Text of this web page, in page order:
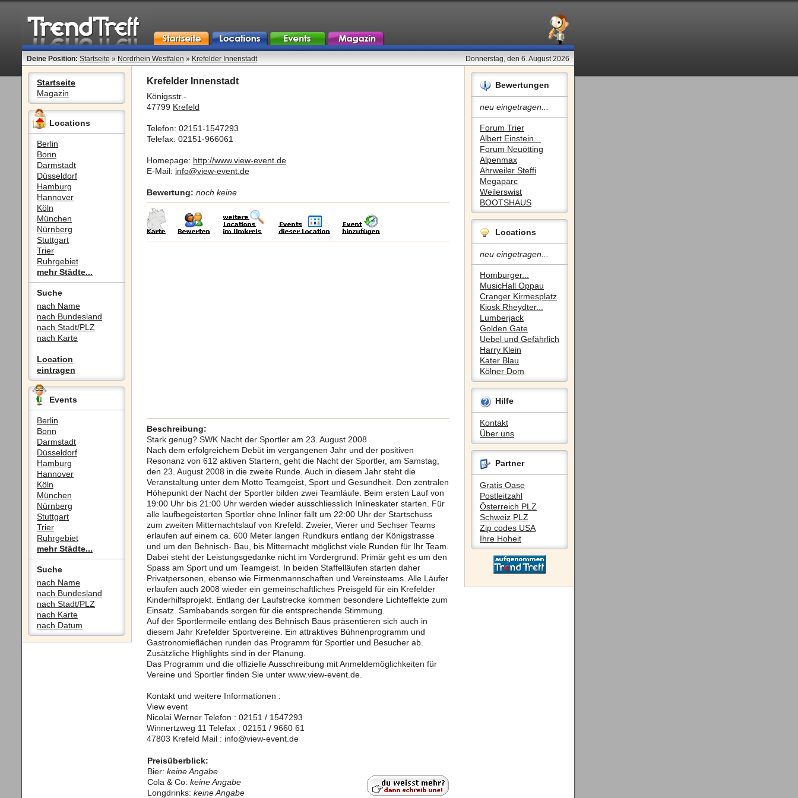
Deine Position: Startseite » Nordrhein Westfalen » Krefelder Innenstadt Donnerstag, den 6. August 2026
Startseite
Magazin
Locations
Berlin
Bonn
Darmstadt
Düsseldorf
Hamburg
Hannover
Köln
München
Nürnberg
Stuttgart
Trier
Ruhrgebiet
mehr Städte...
Suche
nach Name
nach Bundesland
nach Stadt/PLZ
nach Karte
Location
eintragen
Events
Berlin
Bonn
Darmstadt
Düsseldorf
Hamburg
Hannover
Köln
München
Nürnberg
Stuttgart
Trier
Ruhrgebiet
mehr Städte...
Suche
nach Name
nach Bundesland
nach Stadt/PLZ
nach Karte
nach Datum
Bewertungen
neu eingetragen...
Forum Trier
Albert Einstein...
Forum Neuötting
Alpenmax
Ahrweiler Steffi
Megaparc
Weilerswist
BOOTSHAUS
Locations
neu eingetragen...
Homburger...
MusicHall Oppau
Cranger Kirmesplatz
Kiosk Rheydter...
Lumberjack
Golden Gate
Uebel und Gefährlich
Harry Klein
Kater Blau
Kölner Dom
Hilfe
Kontakt
Über uns
Partner
Gratis Oase
Postleitzahl
Österreich PLZ
Schweiz PLZ
Zip codes USA
Ihre Hoheit
Krefelder Innenstadt
Königsstr.-
47799 Krefeld
Telefon: 02151-1547293
Telefax: 02151-966061
Homepage: http://www.view-event.de
E-Mail: info@view-event.de
Bewertung: noch keine
Beschreibung:
Stark genug? SWK Nacht der Sportler am 23. August 2008
Nach dem erfolgreichem Debüt im vergangenen Jahr und der positiven
Resonanz von 612 aktiven Startern, geht die Nacht der Sportler, am Samstag,
den 23. August 2008 in die zweite Runde. Auch in diesem Jahr steht die
Veranstaltung unter dem Motto Teamgeist, Sport und Gesundheit. Den zentralen
Höhepunkt der Nacht der Sportler bilden zwei Teamläufe. Beim ersten Lauf von
19:00 Uhr bis 21:00 Uhr werden wieder ausschliesslich Inlineskater starten. Für
alle laufbegeisterten Sportler ohne Inliner fällt um 22:00 Uhr der Startschuss
zum zweiten Mitternachtslauf von Krefeld. Zweier, Vierer und Sechser Teams
erlaufen auf einem ca. 600 Meter langen Rundkurs entlang der Königstrasse
und um den Behnisch- Bau, bis Mitternacht möglichst viele Runden für Ihr Team.
Dabei steht der Leistungsgedanke nicht im Vordergrund. Primär geht es um den
Spass am Sport und um Teamgeist. In beiden Staffelläufen starten daher
Privatpersonen, ebenso wie Firmenmannschaften und Vereinsteams. Alle Läufer
erlaufen auch 2008 wieder ein gemeinschaftliches Preisgeld für ein Krefelder
Kinderhilfsprojekt. Entlang der Laufstrecke kommen besondere Lichteffekte zum
Einsatz. Sambabands sorgen für die entsprechende Stimmung.
Auf der Sportlermeile entlang des Behnisch Baus präsentieren sich auch in
diesem Jahr Krefelder Sportvereine. Ein attraktives Bühnenprogramm und
Gastronomieflächen runden das Programm für Sportler und Besucher ab.
Zusätzliche Highlights sind in der Planung.
Das Programm und die offizielle Ausschreibung mit Anmeldemöglichkeiten für
Vereine und Sportler finden Sie unter www.view-event.de.
Kontakt und weitere Informationen :
View event
Nicolai Werner Telefon : 02151 / 1547293
Winnertzweg 11 Telefax : 02151 / 9660 61
47803 Krefeld Mail : info@view-event.de
Preisüberblick:
Bier: keine Angabe
Cola & Co: keine Angabe
Longdrinks: keine Angabe